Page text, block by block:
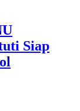
Siap